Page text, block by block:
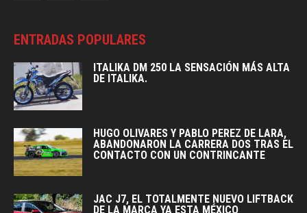
ENTRADAS POPULARES
ITALIKA DM 250 LA SENSACIÓN MÁS ALTA
DE ITALIKA.
HUGO OLIVARES Y PABLO PEREZ DE LARA,
ABANDONARON LA CARRERA DOS TRAS EL
CONTACTO CON UN CONTRINCANTE
JAC J7, EL TOTALMENTE NUEVO LIFTBACK
DE LA MARCA YA ESTA MÉXICO